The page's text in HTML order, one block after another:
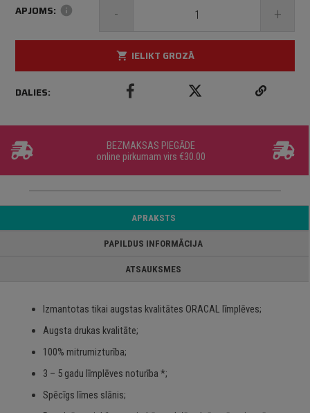
APJOMS: info - +
shopping_cart IELIKT GROZĀ
DALIES:
BEZMAKSAS PIEGĀDE
online pirkumam virs €30.00
APRAKSTS
PAPILDUS INFORMĀCIJA
ATSAUKSMES
Izmantotas tikai augstas kvalitātes ORACAL līmplēves;
Augsta drukas kvalitāte;
100% mitrumizturība;
3 – 5 gadu līmplēves noturība *;
Spēcīgs līmes slānis;